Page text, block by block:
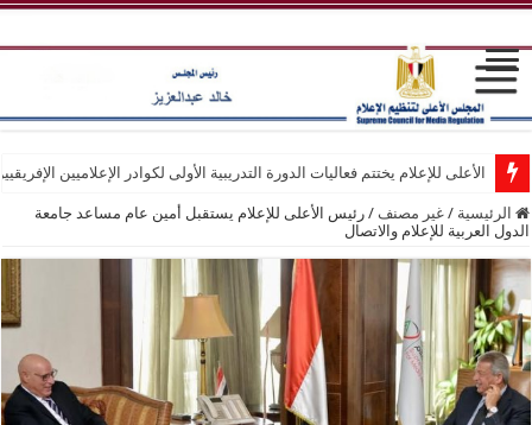
الأعلى للإعلام يختتم فعاليات الدورة التدريبية الأولى لكوادر الإعلاميين
الرئيسية / غير مصنف / رئيس الأعلى للإعلام يستقبل أمين عام مساعد جامعة
الدول العربية للإعلام والاتصال